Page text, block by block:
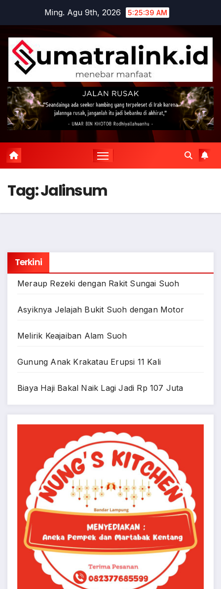
content
Ming. Agu 9th, 2026 5:25:40 AM
Tag:Jalinsum
Terkini
Meraup Rezeki dengan Rakit Sungai Suoh
Asyiknya Jelajah Bukit Suoh dengan Motor
Melirik Keajaiban Alam Suoh
Gunung Anak Krakatau Erupsi 11 Kali
Biaya Haji Bakal Naik Lagi Jadi Rp 107 Juta